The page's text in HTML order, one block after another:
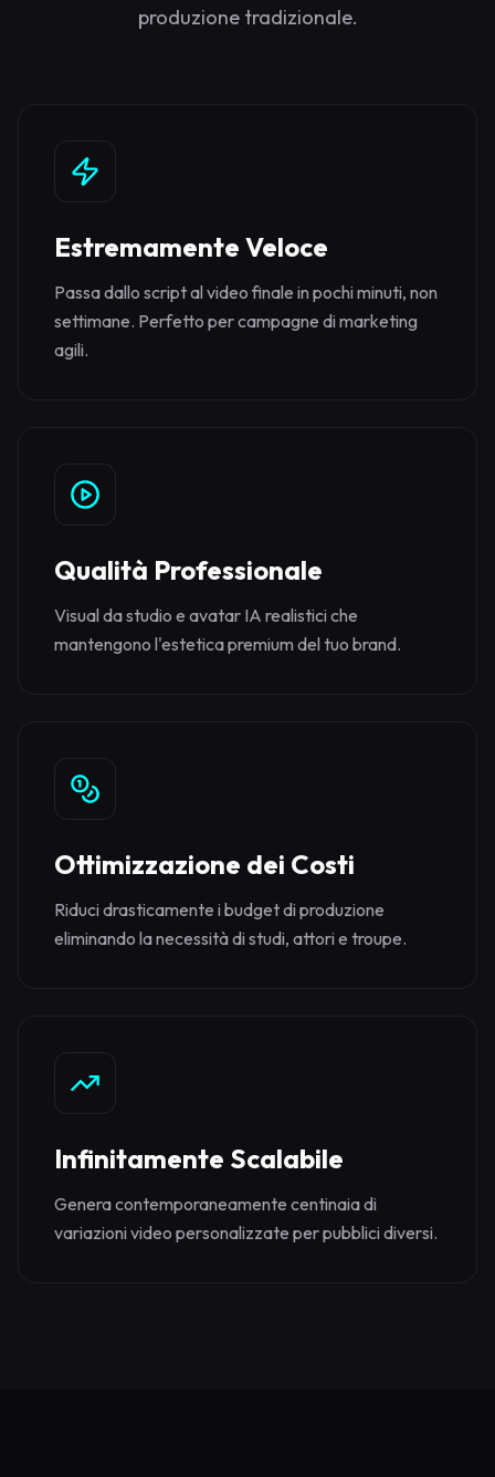
produzione tradizionale.
Estremamente Veloce
Passa dallo script al video finale in pochi minuti, non
settimane. Perfetto per campagne di marketing
agili.
Qualità Professionale
Visual da studio e avatar IA realistici che
mantengono l'estetica premium del tuo brand.
Ottimizzazione dei Costi
Riduci drasticamente i budget di produzione
eliminando la necessità di studi, attori e troupe.
Infinitamente Scalabile
Genera contemporaneamente centinaia di
variazioni video personalizzate per pubblici diversi.